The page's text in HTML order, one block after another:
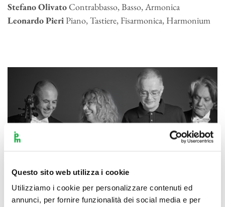
Questo sito web utilizza i cookie
Utilizziamo i cookie per personalizzare contenuti ed
annunci, per fornire funzionalità dei social media e per
Stefano OlivatoContrabbasso, Basso, Armonica
Leonardo PieriPiano, Tastiere, Fisarmonica, Harmonium